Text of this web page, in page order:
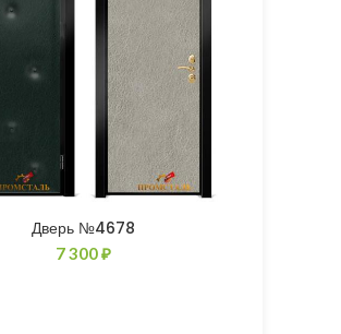
Дверь №4678
7 300₽